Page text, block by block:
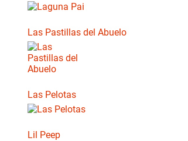
Las Pastillas del Abuelo
Las Pelotas
Lil Peep